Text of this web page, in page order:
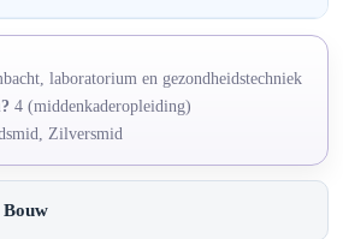
laboratorium en gezondheidstechniek
4 (middenkaderopleiding)
Zilversmid
Bouw